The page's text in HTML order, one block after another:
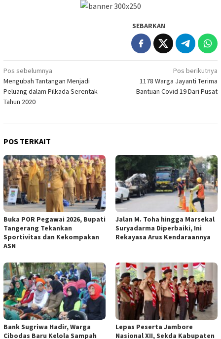
SEBARKAN
Navigasi
pos
Pos sebelumnya
Mengubah Tantangan Menjadi
Peluang dalam Pilkada Serentak
Tahun 2020
Pos berikutnya
1178 Warga Jayanti Terima
Bantuan Covid 19 Dari Pusat
POS TERKAIT
Buka POR Pegawai 2026, Bupati
Tangerang Tekankan
Sportivitas dan Kekompakan
ASN
Jalan M. Toha hingga Marsekal
Suryadarma Diperbaiki, Ini
Rekayasa Arus Kendaraannya
Bank Sugriwa Hadir, Warga
Cibodas Baru Kelola Sampah
Lepas Peserta Jambore
Nasional XII, Sekda Kabupaten